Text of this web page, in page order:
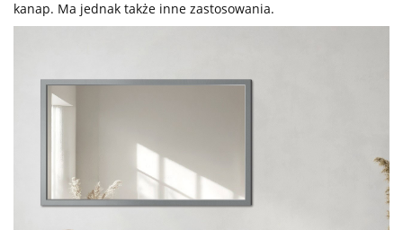
kanap. Ma jednak także inne zastosowania.